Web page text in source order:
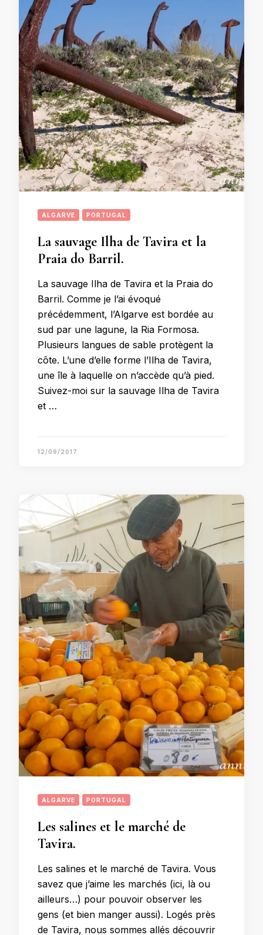
ALGARVE PORTUGAL
La sauvage Ilha de Tavira et la
Praia do Barril.
La sauvage Ilha de Tavira et la Praia do
Barril. Comme je l’ai évoqué
précédemment, l’Algarve est bordée au
sud par une lagune, la Ria Formosa.
Plusieurs langues de sable protègent la
côte. L’une d’elle forme l’Ilha de Tavira,
une île à laquelle on n’accède qu’à pied.
Suivez-moi sur la sauvage Ilha de Tavira
et …
12/09/2017
ALGARVE PORTUGAL
Les salines et le marché de
Tavira.
Les salines et le marché de Tavira. Vous
savez que j’aime les marchés (ici, là ou
ailleurs…) pour pouvoir observer les
gens (et bien manger aussi). Logés près
de Tavira, nous sommes allés découvrir